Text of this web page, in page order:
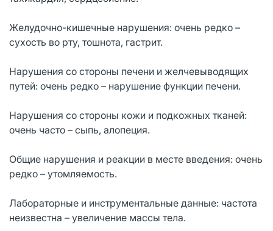
Желудочно-кишечные нарушения: очень редко –
сухость во рту, тошнота, гастрит.
Нарушения со стороны печени и желчевыводящих
путей: очень редко – нарушение функции печени.
Нарушения со стороны кожи и подкожных тканей:
очень часто – сыпь, алопеция.
Общие нарушения и реакции в месте введения: очень
редко – утомляемость.
Лабораторные и инструментальные данные: частота
неизвестна – увеличение массы тела.